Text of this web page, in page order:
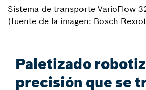
Sistema de transporte VarioFlow
(fuente de la imagen: Bosch
Paletizado
precisión que se